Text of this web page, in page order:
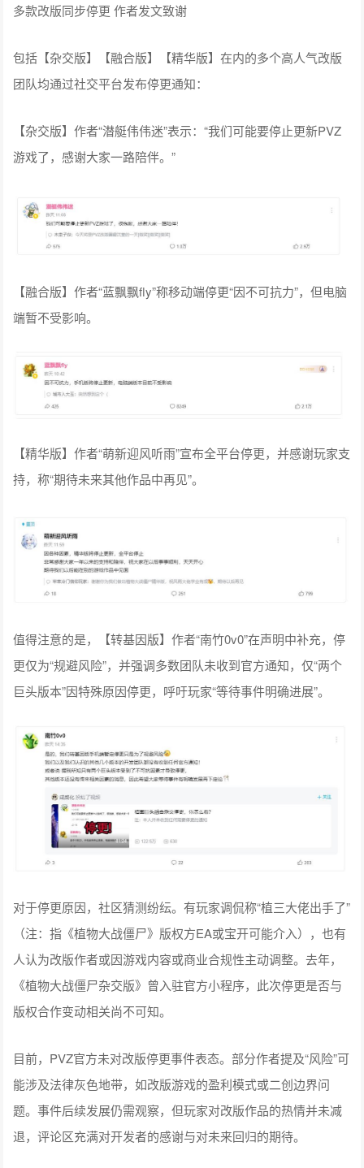
多款改版同步停更 作者发文致谢
包括【杂交版】【融合版】【精华版】在内的多个高人气改版
团队均通过社交平台发布停更通知：
【杂交版】作者“潜艇伟伟迷”表示：“我们可能要停止更新PVZ
游戏了，感谢大家一路陪伴。”
【融合版】作者“蓝飘飘fly”称移动端停更“因不可抗力”，但电脑
端暂不受影响。
【精华版】作者“萌新迎风听雨”宣布全平台停更，并感谢玩家支
持，称“期待未来其他作品中再见”。
值得注意的是，【转基因版】作者“南竹0v0”在声明中补充，停
更仅为“规避风险”，并强调多数团队未收到官方通知，仅“两个
巨头版本”因特殊原因停更，呼吁玩家“等待事件明确进展”。
对于停更原因，社区猜测纷纭。有玩家调侃称“植三大佬出手了”
（注：指《植物大战僵尸》版权方EA或宝开可能介入），也有
人认为改版作者或因游戏内容或商业合规性主动调整。去年，
《植物大战僵尸杂交版》曾入驻官方小程序，此次停更是否与
版权合作变动相关尚不可知。
目前，PVZ官方未对改版停更事件表态。部分作者提及“风险”可
能涉及法律灰色地带，如改版游戏的盈利模式或二创边界问
题。事件后续发展仍需观察，但玩家对改版作品的热情并未减
退，评论区充满对开发者的感谢与对未来回归的期待。